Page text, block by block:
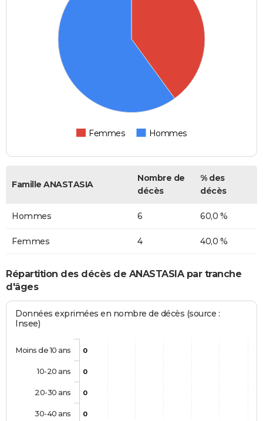
Femmes Hommes
Famille ANASTASIA
Nombre de
décès
% des
décès
Hommes 6 60,0 %
Femmes 4 40,0 %
Répartition des décès de ANASTASIA par tranche
d'âges
Données exprimées en nombre de décès (source :
Insee)
0
0
0
0
Moins de 10 ans
10-20 ans
20-30 ans
30-40 ans